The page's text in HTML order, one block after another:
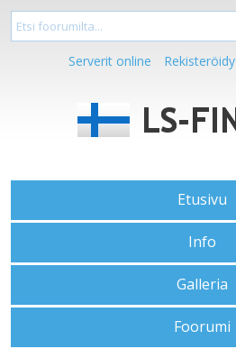
Serverit online Rekisteröidy
Etusivu
Info
Galleria
Foorumi